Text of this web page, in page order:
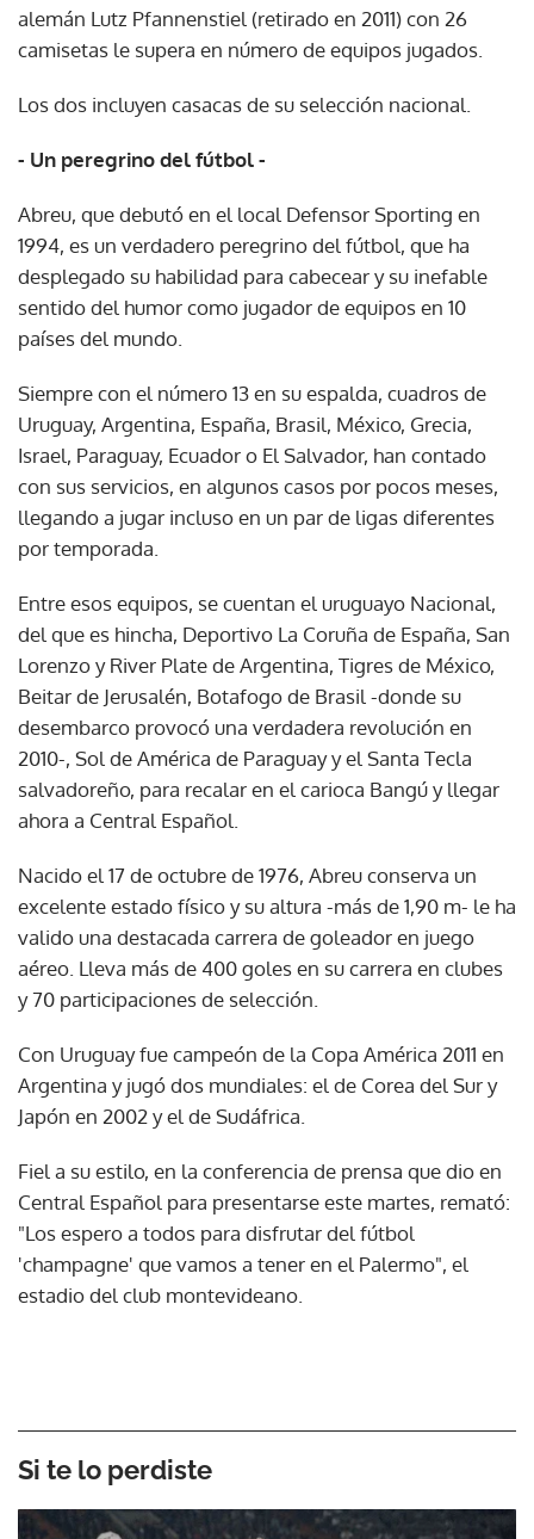
alemán Lutz Pfannenstiel (retirado en 2011) con 26
camisetas le supera en número de equipos jugados.
Los dos incluyen casacas de su selección nacional.
- Un peregrino del fútbol -
Abreu, que debutó en el local Defensor Sporting en
1994, es un verdadero peregrino del fútbol, que ha
desplegado su habilidad para cabecear y su inefable
sentido del humor como jugador de equipos en 10
países del mundo.
Siempre con el número 13 en su espalda, cuadros de
Uruguay, Argentina, España, Brasil, México, Grecia,
Israel, Paraguay, Ecuador o El Salvador, han contado
con sus servicios, en algunos casos por pocos meses,
llegando a jugar incluso en un par de ligas diferentes
por temporada.
Entre esos equipos, se cuentan el uruguayo Nacional,
del que es hincha, Deportivo La Coruña de España, San
Lorenzo y River Plate de Argentina, Tigres de México,
Beitar de Jerusalén, Botafogo de Brasil -donde su
desembarco provocó una verdadera revolución en
2010-, Sol de América de Paraguay y el Santa Tecla
salvadoreño, para recalar en el carioca Bangú y llegar
ahora a Central Español.
Nacido el 17 de octubre de 1976, Abreu conserva un
excelente estado físico y su altura -más de 1,90 m- le ha
valido una destacada carrera de goleador en juego
aéreo. Lleva más de 400 goles en su carrera en clubes
y 70 participaciones de selección.
Con Uruguay fue campeón de la Copa América 2011 en
Argentina y jugó dos mundiales: el de Corea del Sur y
Japón en 2002 y el de Sudáfrica.
Fiel a su estilo, en la conferencia de prensa que dio en
Central Español para presentarse este martes, remató:
"Los espero a todos para disfrutar del fútbol
'champagne' que vamos a tener en el Palermo", el
estadio del club montevideano.
Si te lo perdiste